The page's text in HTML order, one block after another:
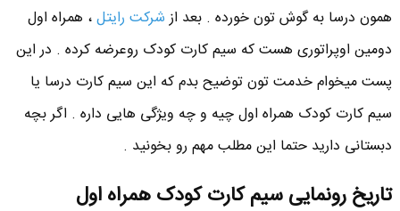
همون درسا به گوش تون خورده . بعد ازشرکت رایتل، همراه اول
دومین اوپراتوری هست که سیم کارت کودک روعرضه کرده . در این
پست میخوام خدمت تون توضیح بدم که این سیم کارت درسا یا
سیم کارت کودک همراه اول چیه و چه ویژگی هایی داره . اگر بچه
دبستانی دارید حتما این مطلب مهم رو بخونید .
تاریخ رونمایی سیم کارت کودک همراه اول